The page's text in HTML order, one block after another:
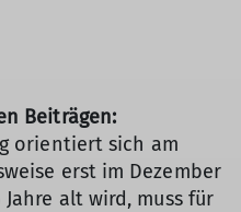
Beiträgen:
orientiert sich am
erst im Dezember
alt wird, muss für